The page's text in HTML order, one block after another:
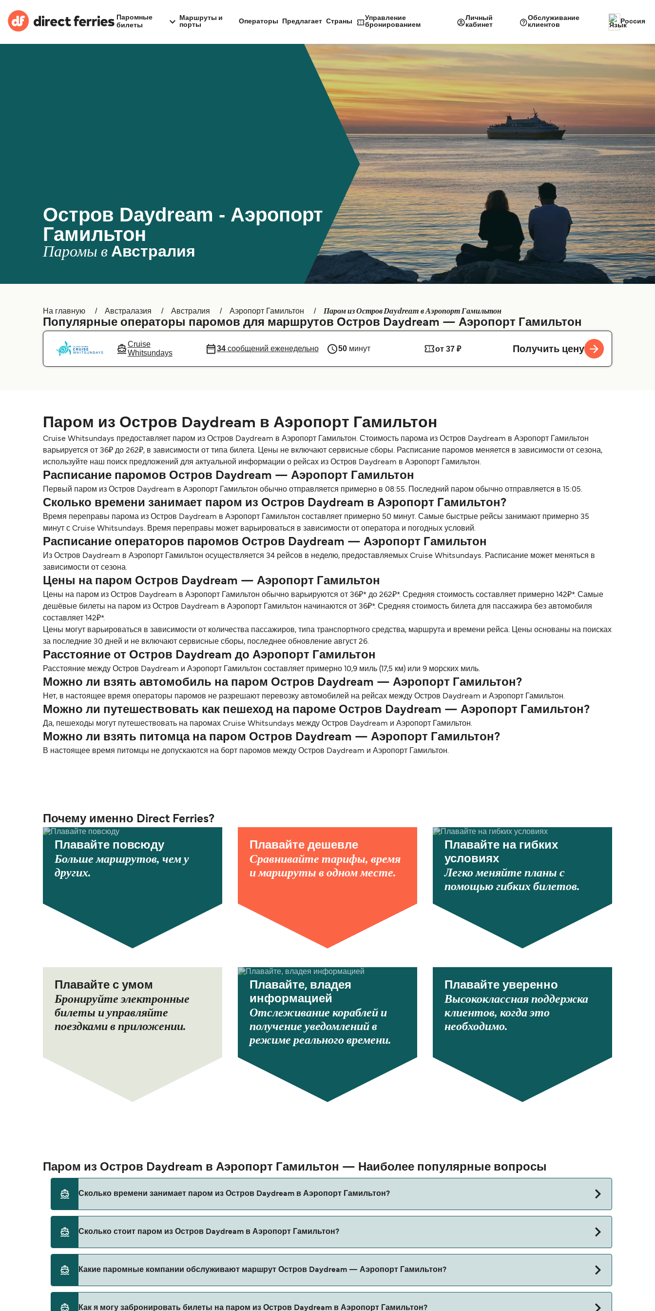
Паромные
билеты
Маршруты и
порты
Операторы Предлагает Страны
Управление
бронированием
Личный
кабинет
Обслуживание
клиентов
Россия
Остров Daydream - Аэропорт
Гамильтон
Паромы в Австралия
На главную Австралазия Австралия Аэропорт Гамильтон Паром из Остров Daydream в Аэропорт Гамильтон
Популярные операторы паромов для маршрутов Остров Daydream — Аэропорт Гамильтон
Cruise
Whitsundays
34сообщений еженедельно 50минут от 37 ₽ Получить цену
Паром из Остров Daydream в Аэропорт Гамильтон
Cruise Whitsundays предоставляет паром из Остров Daydream в Аэропорт Гамильтон. Стоимость парома из Остров Daydream в Аэропорт Гамильтон
варьируется от 36₽ до 262₽, в зависимости от типа билета. Цены не включают сервисные сборы. Расписание паромов меняется в зависимости от сезона,
используйте наш поиск предложений для актуальной информации о рейсах из Остров Daydream в Аэропорт Гамильтон.
Расписание паромов Остров Daydream — Аэропорт Гамильтон
Первый паром из Остров Daydream в Аэропорт Гамильтон обычно отправляется примерно в 08:55. Последний паром обычно отправляется в 15:05.
Сколько времени занимает паром из Остров Daydream в Аэропорт Гамильтон?
Время переправы парома из Остров Daydream в Аэропорт Гамильтон составляет примерно 50 минут. Самые быстрые рейсы занимают примерно 35
минут с Cruise Whitsundays. Время переправы может варьироваться в зависимости от оператора и погодных условий.
Расписание операторов паромов Остров Daydream — Аэропорт Гамильтон
Из Остров Daydream в Аэропорт Гамильтон осуществляется 34 рейсов в неделю, предоставляемых Cruise Whitsundays. Расписание может меняться в
зависимости от сезона.
Цены на паром Остров Daydream — Аэропорт Гамильтон
Цены на паром из Остров Daydream в Аэропорт Гамильтон обычно варьируются от 36₽* до 262₽*. Средняя стоимость составляет примерно 142₽*. Самые
дешёвые билеты на паром из Остров Daydream в Аэропорт Гамильтон начинаются от 36₽*. Средняя стоимость билета для пассажира без автомобиля
составляет 142₽*.
Цены могут варьироваться в зависимости от количества пассажиров, типа транспортного средства, маршрута и времени рейса. Цены основаны на поисках
за последние 30 дней и не включают сервисные сборы, последнее обновление август 26.
Расстояние от Остров Daydream до Аэропорт Гамильтон
Расстояние между Остров Daydream и Аэропорт Гамильтон составляет примерно 10,9 миль (17,5 км) или 9 морских миль.
Можно ли взять автомобиль на паром Остров Daydream — Аэропорт Гамильтон?
Нет, в настоящее время операторы паромов не разрешают перевозку автомобилей на рейсах между Остров Daydream и Аэропорт Гамильтон.
Можно ли путешествовать как пешеход на пароме Остров Daydream — Аэропорт Гамильтон?
Да, пешеходы могут путешествовать на паромах Cruise Whitsundays между Остров Daydream и Аэропорт Гамильтон.
Можно ли взять питомца на паром Остров Daydream — Аэропорт Гамильтон?
В настоящее время питомцы не допускаются на борт паромов между Остров Daydream и Аэропорт Гамильтон.
Почему именно Direct Ferries?
Плавайте повсюду
Больше маршрутов, чем у
других.
Плавайте дешевле
Сравнивайте тарифы, время
и маршруты в одном месте.
Плавайте на гибких
условиях
Легко меняйте планы с
помощью гибких билетов.
Плавайте с умом
Бронируйте электронные
билеты и управляйте
поездками в приложении.
Плавайте, владея
информацией
Отслеживание кораблей и
получение уведомлений в
режиме реального времени.
Плавайте уверенно
Высококлассная поддержка
клиентов, когда это
необходимо.
Паром из Остров Daydream в Аэропорт Гамильтон — Наиболее популярные вопросы
Сколько времени занимает паром из Остров Daydream в Аэропорт Гамильтон?
зависимости от сезона и оператора, поэтому рекомендуется проверить актуальную информацию через наш Поиск Сделок.
Сколько стоит паром из Остров Daydream в Аэропорт Гамильтон?
в Аэропорт Гамильтон составляет 142₽. Цена указана без учета сборов за бронирование.
Какие паромные компании обслуживают маршрут Остров Daydream — Аэропорт Гамильтон?
Как я могу забронировать билеты на паром из Остров Daydream в Аэропорт Гамильтон?